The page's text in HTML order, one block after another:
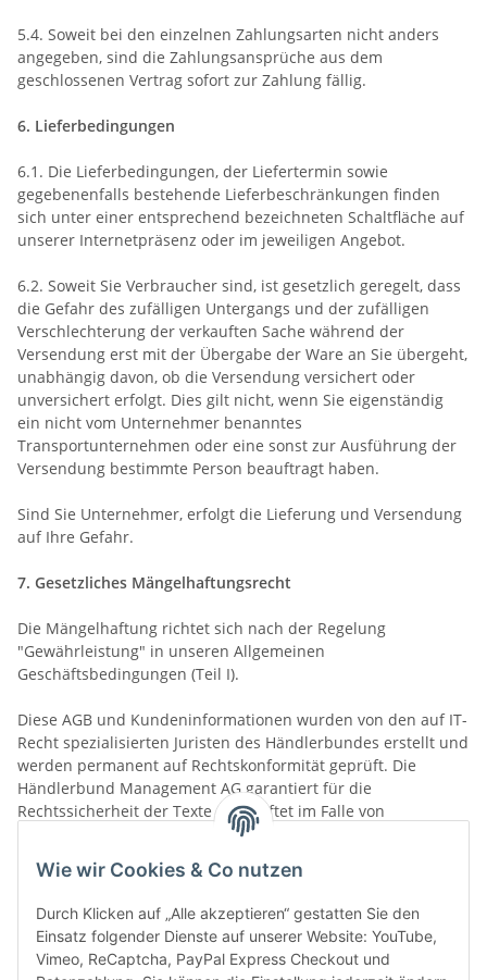
Wie wir Cookies & Co nutzen
Durch Klicken auf „Alle akzeptieren“ gestatten Sie den
Einsatz folgender Dienste auf unserer Website: YouTube,
Vimeo, ReCaptcha, PayPal Express Checkout und
5.4. Soweit bei den einzelnen Zahlungsarten nicht anders
angegeben, sind die Zahlungsansprüche aus dem
geschlossenen Vertrag sofort zur Zahlung fällig.
6. Lieferbedingungen
6.1. Die Lieferbedingungen, der Liefertermin sowie
gegebenenfalls bestehende Lieferbeschränkungen finden
sich unter einer entsprechend bezeichneten Schaltfläche auf
unserer Internetpräsenz oder im jeweiligen Angebot.
6.2. Soweit Sie Verbraucher sind, ist gesetzlich geregelt, dass
die Gefahr des zufälligen Untergangs und der zufälligen
Verschlechterung der verkauften Sache während der
Versendung erst mit der Übergabe der Ware an Sie übergeht,
unabhängig davon, ob die Versendung versichert oder
unversichert erfolgt. Dies gilt nicht, wenn Sie eigenständig
ein nicht vom Unternehmer benanntes
Transportunternehmen oder eine sonst zur Ausführung der
Versendung bestimmte Person beauftragt haben.
Sind Sie Unternehmer, erfolgt die Lieferung und Versendung
auf Ihre Gefahr.
7. Gesetzliches Mängelhaftungsrecht
Die Mängelhaftung richtet sich nach der Regelung
"Gewährleistung" in unseren Allgemeinen
Geschäftsbedingungen (Teil I).
Diese AGB und Kundeninformationen wurden von den auf IT-
Recht spezialisierten Juristen des Händlerbundes erstellt und
werden permanent auf Rechtskonformität geprüft. Die
Händlerbund Management AG garantiert für die
Rechtssicherheit der Texte und haftet im Falle von
Abmahnungen. Nähere Informationen dazu finden Sie
rechtssicherheit/agb-service.